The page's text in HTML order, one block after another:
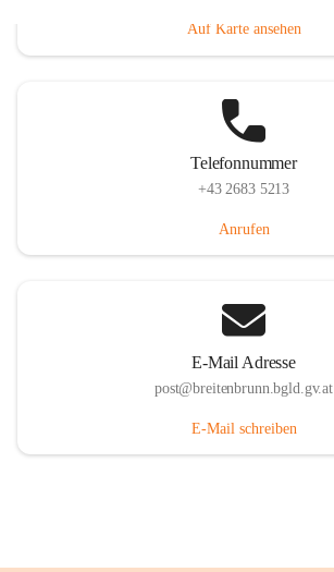
Auf Karte ansehen
Telefonnummer
+43 2683 5213
Anrufen
E-Mail Adresse
post@breitenbrunn.bgld.gv.at
E-Mail schreiben